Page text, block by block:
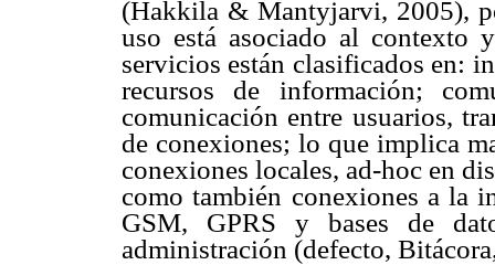
(Hakkila & Mantyjarvi, 2005),
uso está asociado al contexto
servicios están clasificados en:
recursos de información;
comunicación entre usuarios,
de conexiones; lo que implica
conexiones locales, ad-hoc en
como también conexiones a la
GSM, GPRS y bases de
administración (defecto,